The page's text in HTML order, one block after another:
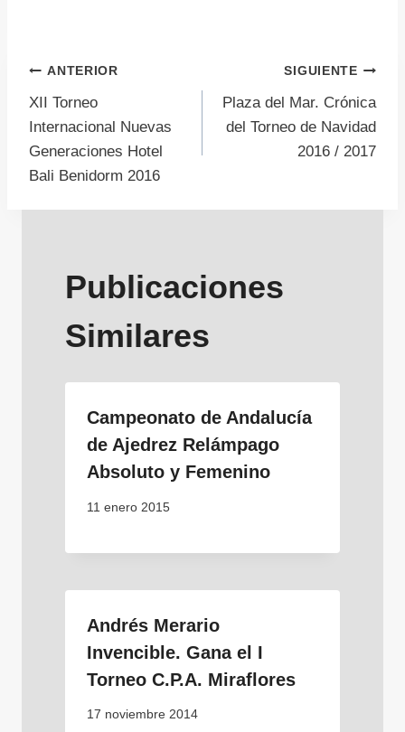
Navegación
de
entradas
ANTERIOR
XII Torneo
Internacional Nuevas
Generaciones Hotel
Bali Benidorm 2016
SIGUIENTE
Plaza del Mar. Crónica
del Torneo de Navidad
2016 / 2017
Publicaciones
Similares
Campeonato de Andalucía
de Ajedrez Relámpago
Absoluto y Femenino
11 enero 2015
Andrés Merario
Invencible. Gana el I
Torneo C.P.A. Miraflores
17 noviembre 2014